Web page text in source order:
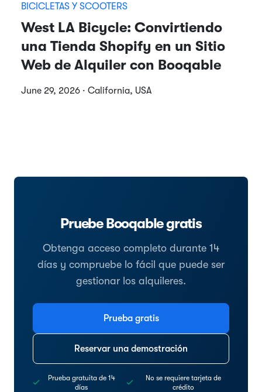
BICICLETAS Y SCOOTERS
West LA Bicycle: Convirtiendo
una Tienda Shopify en un Sitio
Web de Alquiler con Booqable
June 29, 2026 · California, USA
Pruebe Booqable gratis
Obtenga acceso completo durante 14
días y compruebe lo fácil que puede ser
gestionar los alquileres.
Prueba gratis
Reservar una demostración
Prueba gratuita de 14
días
No se requiere tarjeta de
crédito